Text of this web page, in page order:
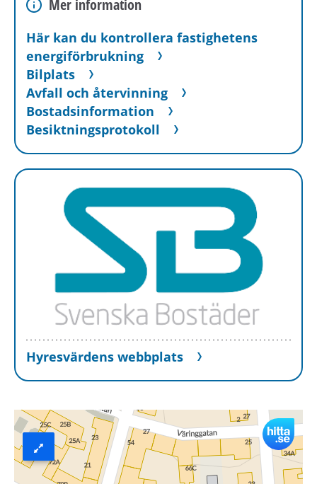
Mer information
Här kan du kontrollera fastighetens
energiförbrukning
Bilplats
Avfall och återvinning
Bostadsinformation
Besiktningsprotokoll
Hyresvärdens webbplats